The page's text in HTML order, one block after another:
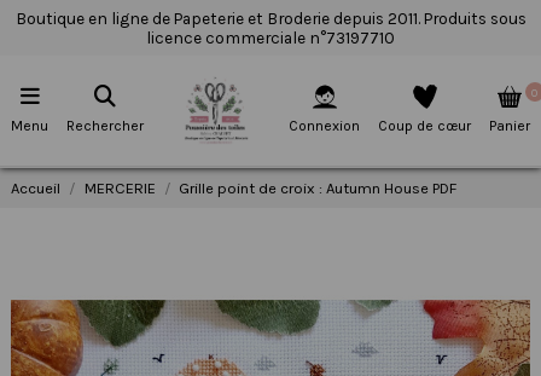
Boutique en ligne de Papeterie et Broderie depuis 2011. Produits sous
licence commerciale n°73197710
Menu Rechercher Connexion Coup de cœur
0
Panier
Accueil MERCERIE Grille point de croix : Autumn House PDF